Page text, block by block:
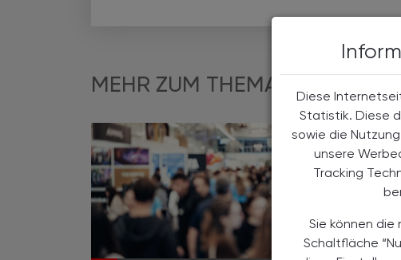
Diese
Statistik. Diese
sowie die
unsere
Tracking
Sie können
Schaltfläche
MEHR ZUM THEMA